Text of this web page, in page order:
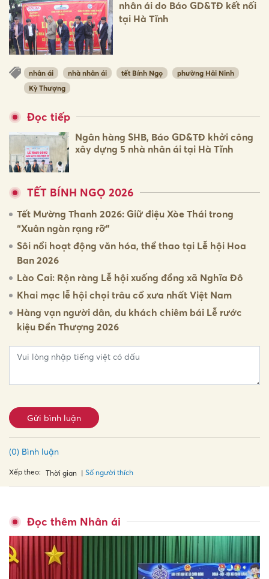
nhân ái do Báo GD&TĐ kết nối
tại Hà Tĩnh
nhân ái nhà nhân ái tết Bính Ngọ
phường Hải Ninh
Kỳ Thượng
Đọc tiếp
Ngân hàng SHB, Báo GD&TĐ khởi công
xây dựng 5 nhà nhân ái tại Hà Tĩnh
TẾT BÍNH NGỌ 2026
Tết Mường Thanh 2026: Giữ điệu Xòe Thái trong
“Xuân ngàn rạng rỡ”
Sôi nổi hoạt động văn hóa, thể thao tại Lễ hội Hoa
Ban 2026
Lào Cai: Rộn ràng Lễ hội xuống đồng xã Nghĩa Đô
Khai mạc lễ hội chọi trâu cổ xưa nhất Việt Nam
Hàng vạn người dân, du khách chiêm bái Lễ rước
kiệu Đền Thượng 2026
Gửi bình luận
(0) Bình luận
Xếp theo: Thời gian Số người thích
Đọc thêm Nhân ái